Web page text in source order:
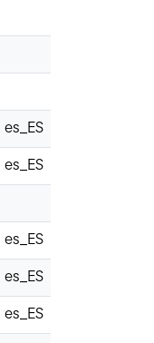
es_ES
es_ES
es_ES
es_ES
es_ES